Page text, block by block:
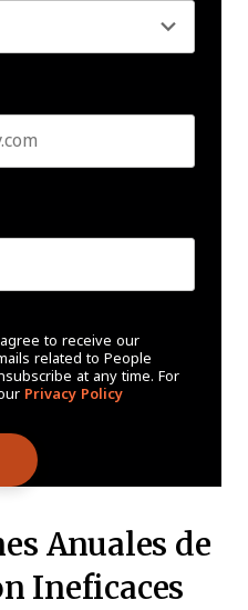
to receive our
related to People
at any time. For
Privacy Policy
Anuales de
Ineficaces